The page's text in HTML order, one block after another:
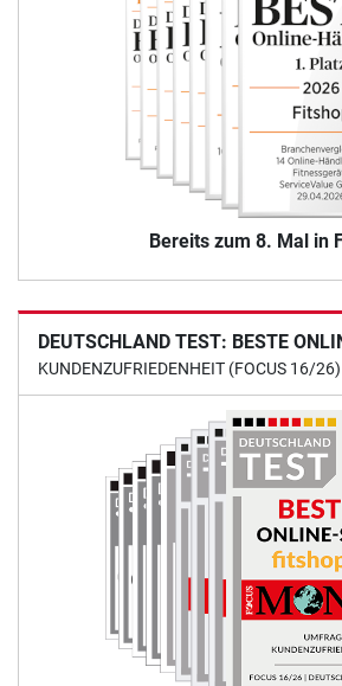
Bereits zum 8. Mal in
DEUTSCHLAND TEST: BESTE
KUNDENZUFRIEDENHEIT (FOCUS 16/26)